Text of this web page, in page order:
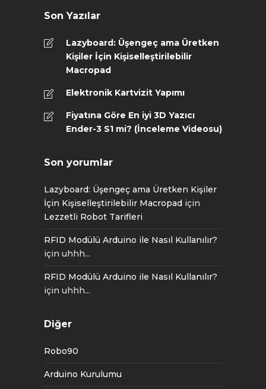
Son Yazılar
Lazyboard: Üşengeç ama Üretken
Kişiler İçin Kişiselleştirilebilir
Macropad
Elektronik Kartvizit Yapımı
Fiyatına Göre En iyi 3D Yazıcı
Ender-3 S1 mi? (İnceleme Videosu)
Son yorumlar
Lazyboard: Üşengeç ama Üretken Kişiler
İçin Kişiselleştirilebilir Macropad için
Lezzetli Robot Tarifleri
RFID Modülü Arduino ile Nasıl Kullanılır?
için uhhh...
RFID Modülü Arduino ile Nasıl Kullanılır?
için uhhh...
Diğer
Robo90
Arduino Kurulumu